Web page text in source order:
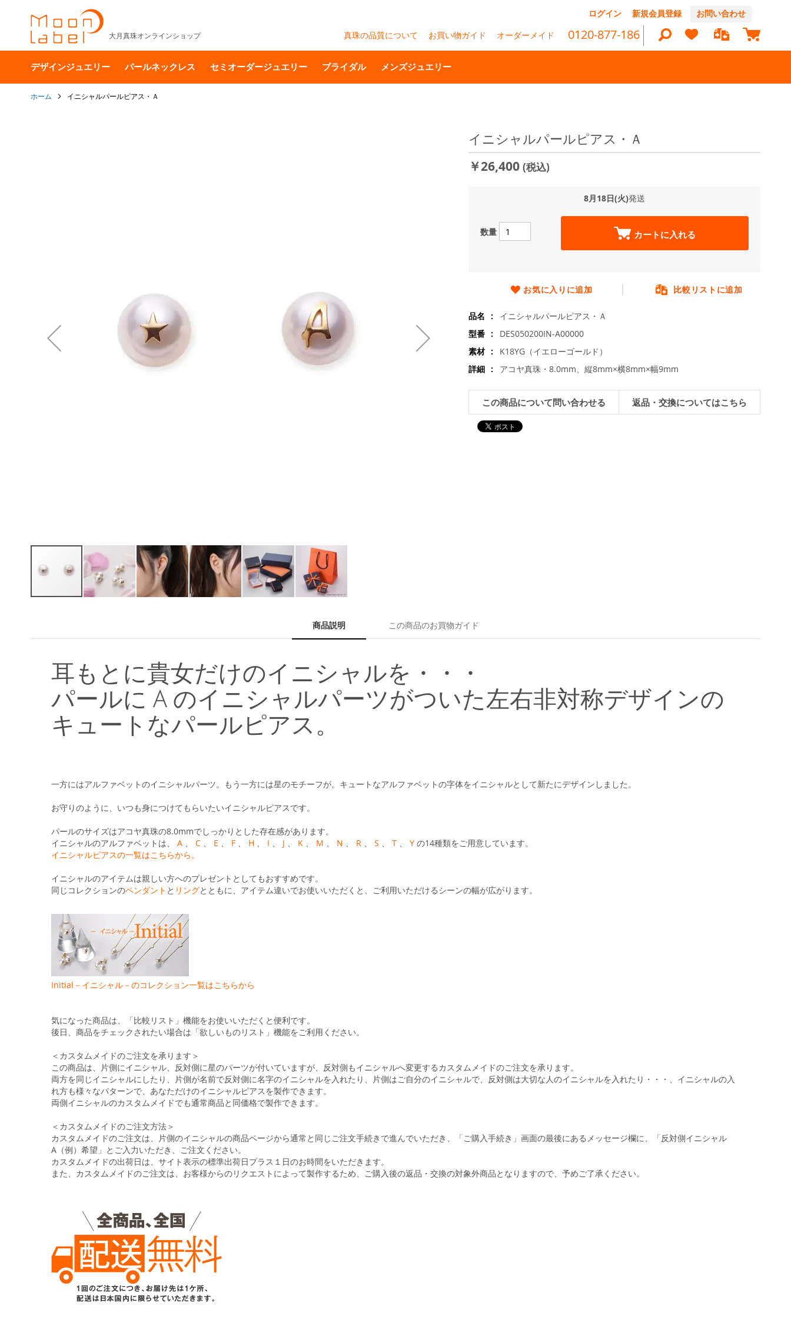
テ
ン
ツ
ログイン 新規会員登録 お問い合わせ
大月真珠オンラインショップ 真珠の品質について お買い物ガイド オーダーメイド 0120-877-186 マイカ
デザインジュエリー パールネックレス セミオーダージュエリー ブライダル メンズジュエリー
ホーム イニシャルパールピアス・Ａ
ジ
イニシャルパールピアス・Ａ
￥26,400 (税込)
8月18日(火)発送
数量 カートに入れる
お気に入りに追加 比較リストに追加
品名
イニシャルパールピアス・Ａ
型番
DES050200IN-A00000
素材
K18YG（イエローゴールド）
詳細
アコヤ真珠・8.0mm、縦8mm×横8mm×幅9mm
この商品について問い合わせる 返品・交換についてはこちら
商品説明
耳もとに貴女だけのイニシャルを・・・
パールに A のイニシャルパーツがついた左右非対称デザインの
キュートなパールピアス。
一方にはアルファベットのイニシャルパーツ。もう一方には星のモチーフが。キュートなアルファベットの字体をイニシャルとして新たにデザインしました。
お守りのように、いつも身につけてもらいたいイニシャルピアスです。
パールのサイズはアコヤ真珠の8.0mmでしっかりとした存在感があります。
イニシャルのアルファベットは、
A 、 C 、 E 、 F 、 H 、 I 、 J 、 K 、 M 、 N 、 R 、 S 、 T 、 Y の14種類をご用意しています。
イニシャルピアスの一覧はこちらから。
イニシャルのアイテムは親しい方へのプレゼントとしてもおすすめです。
同じコレクションのペンダント と リングとともに、アイテム違いでお使いいただくと、ご利用いただけるシーンの幅が広がります。
Initial－イニシャル－のコレクション一覧はこちらから
気になった商品は、「比較リスト」機能をお使いいただくと便利です。
後日、商品をチェックされたい場合は「欲しいものリスト」機能をご利用ください。
＜カスタムメイドのご注文を承ります＞
この商品は、片側にイニシャル、反対側に星のパーツが付いていますが、反対側もイニシャルへ変更するカスタムメイドのご注文を承ります。
両方を同じイニシャルにしたり、片側が名前で反対側に名字のイニシャルを入れたり、片側はご自分のイニシャルで、反対側は大切な人のイニシャルを入れたり・・・、イニシャルの入
れ方も様々なパターンで、あなただけのイニシャルピアスを製作できます。
両側イニシャルのカスタムメイドでも通常商品と同価格で製作できます。
＜カスタムメイドのご注文方法＞
カスタムメイドのご注文は、片側のイニシャルの商品ページから通常と同じご注文手続きで進んでいただき、「ご購入手続き」画面の最後にあるメッセージ欄に、「反対側イニシャル
A（例）希望」とご入力いただき、ご注文ください。
カスタムメイドの出荷日は、サイト表示の標準出荷日プラス１日のお時間をいただきます。
また、カスタムメイドのご注文は、お客様からのリクエストによって製作するため、ご購入後の返品・交換の対象外商品となりますので、予めご了承ください。
この商品のお買物ガイド